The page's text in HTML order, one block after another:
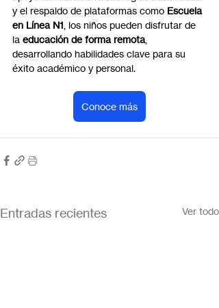
y el respaldo de plataformas como Escuela
en Línea N1 , los niños pueden disfrutar de
la educación de forma remota,
desarrollando habilidades clave para su
éxito académico y personal.
Conoce más
Entradas recientes Ver todo